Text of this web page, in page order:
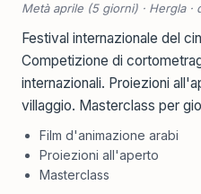
Metà aprile (5 giorni) · Hergla ·
Festival internazionale del
Competizione di
internazionali. Proiezioni
villaggio. Masterclass per
Film d'animazione arabi
Proiezioni all'aperto
Masterclass